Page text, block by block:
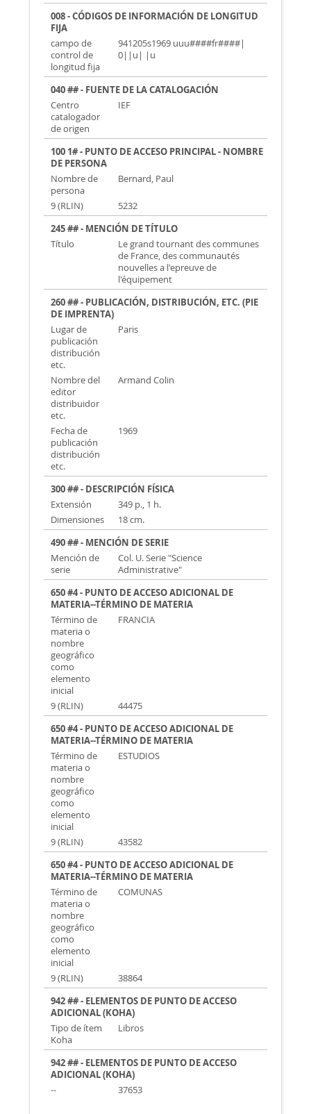
008 - CÓDIGOS DE INFORMACIÓN DE LONGITUD
FIJA
campo de
control de
longitud fija
941205s1969 uuu####fr####|
0||u| |u
040 ## - FUENTE DE LA CATALOGACIÓN
Centro
catalogador
de origen
IEF
100 1# - PUNTO DE ACCESO PRINCIPAL - NOMBRE
DE PERSONA
Nombre de
persona
Bernard, Paul
9 (RLIN)
5232
245 ## - MENCIÓN DE TÍTULO
Título
Le grand tournant des communes
de France, des communautés
nouvelles a l'epreuve de
l'équipement
260 ## - PUBLICACIÓN, DISTRIBUCIÓN, ETC. (PIE
DE IMPRENTA)
Lugar de
publicación
distribución
etc.
Paris
Nombre del
editor
distribuidor
etc.
Armand Colin
Fecha de
publicación
distribución
etc.
1969
300 ## - DESCRIPCIÓN FÍSICA
Extensión
349 p., 1 h.
Dimensiones
18 cm.
490 ## - MENCIÓN DE SERIE
Mención de
serie
Col. U. Serie "Science
Administrative"
650 #4 - PUNTO DE ACCESO ADICIONAL DE
MATERIA--TÉRMINO DE MATERIA
Término de
materia o
nombre
geográfico
como
elemento
inicial
FRANCIA
9 (RLIN)
44475
650 #4 - PUNTO DE ACCESO ADICIONAL DE
MATERIA--TÉRMINO DE MATERIA
Término de
materia o
nombre
geográfico
como
elemento
inicial
ESTUDIOS
9 (RLIN)
43582
650 #4 - PUNTO DE ACCESO ADICIONAL DE
MATERIA--TÉRMINO DE MATERIA
Término de
materia o
nombre
geográfico
como
elemento
inicial
COMUNAS
9 (RLIN)
38864
942 ## - ELEMENTOS DE PUNTO DE ACCESO
ADICIONAL (KOHA)
Tipo de ítem
Koha
Libros
942 ## - ELEMENTOS DE PUNTO DE ACCESO
ADICIONAL (KOHA)
--
37653